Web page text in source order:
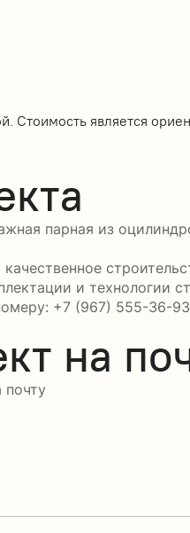
Стоимость является
парная из
и технологии
+7 (967) 555-36-
на
почту